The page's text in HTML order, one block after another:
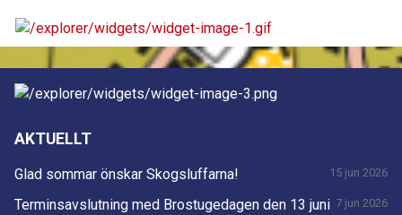
AKTUELLT
Glad sommar önskar Skogsluffarna! 15 jun 2026
Terminsavslutning med Brostugedagen den 13 juni 7 jun 2026